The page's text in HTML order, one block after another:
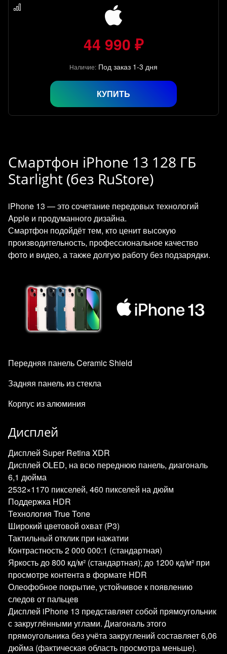
44 990 ₽
Наличие: Под заказ 1-3 дня
КУПИТЬ
Смартфон iPhone 13 128 ГБ
Starlight (без RuStore)
iPhone 13 — это сочетание передовых технологий
Apple и продуманного дизайна.
Смартфон подойдёт тем, кто ценит высокую
производительность, профессиональное качество
фото и видео, а также долгую работу без подзарядки.
Передняя панель Ceramic Shield
Задняя панель из стекла
Корпус из алюминия
Дисплей
Дисплей Super Retina XDR
Дисплей OLED, на всю переднюю панель, диагональ
6,1 дюйма
2532×1170 пикселей, 460 пикселей на дюйм
Поддержка HDR
Технология True Tone
Широкий цветовой охват (P3)
Тактильный отклик при нажатии
Контрастность 2 000 000:1 (стандартная)
Яркость до 800 кд/м² (стандартная); до 1200 кд/м² при
просмотре контента в формате HDR
Олеофобное покрытие, устойчивое к появлению
следов от пальцев
Дисплей iPhone 13 представляет собой прямоугольник
с закруглёнными углами. Диагональ этого
прямоугольника без учёта закруглений составляет 6,06
дюйма (фактическая область просмотра меньше).